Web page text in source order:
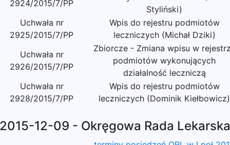
2924/2015/7/PP
Styliński)
Uchwała nr
2925/2015/7/PP
Wpis do rejestru podmiotów
leczniczych (Michał Dziki)
Uchwała nr
2926/2015/7/PP
Zbiorcze - Zmiana wpisu w
podmiotów wykonujących
działalność leczniczą
Uchwała nr
2928/2015/7/PP
Wpis do rejestru podmiotów
leczniczych (Dominik Kiełbowicz)
2015-12-09 - Okręgowa Rada Lekarska